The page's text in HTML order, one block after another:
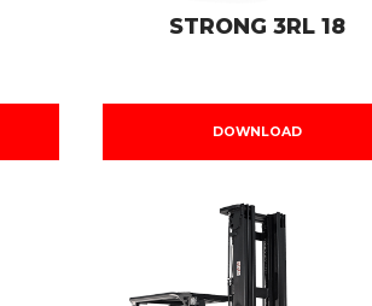
STRONG 3RL 18
DOWNLOAD